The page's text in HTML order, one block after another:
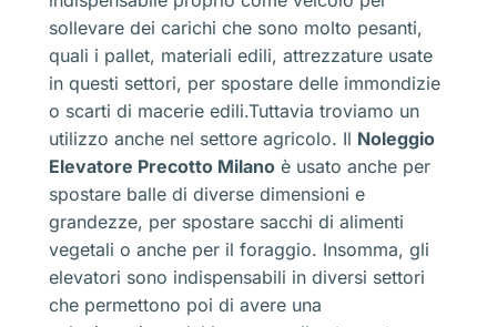
sollevare dei carichi che sono molto pesanti,
quali i pallet, materiali edili, attrezzature usate
in questi settori, per spostare delle immondizie
o scarti di macerie edili.Tuttavia troviamo un
utilizzo anche nel settore agricolo. Il Noleggio
Elevatore Precotto Milano è usato anche per
spostare balle di diverse dimensioni e
grandezze, per spostare sacchi di alimenti
vegetali o anche per il foraggio. Insomma, gli
elevatori sono indispensabili in diversi settori
che permettono poi di avere una